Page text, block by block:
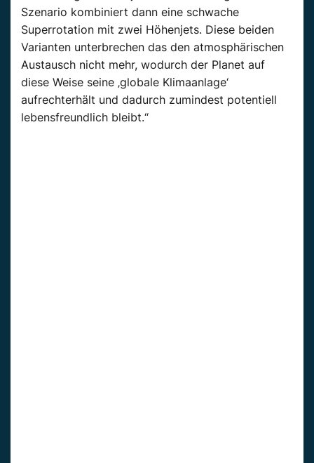
Szenario kombiniert dann eine schwache
Superrotation mit zwei Höhenjets. Diese beiden
Varianten unterbrechen das den atmosphärischen
Austausch nicht mehr, wodurch der Planet auf
diese Weise seine ‚globale Klimaanlage‘
aufrechterhält und dadurch zumindest potentiell
lebensfreundlich bleibt.“